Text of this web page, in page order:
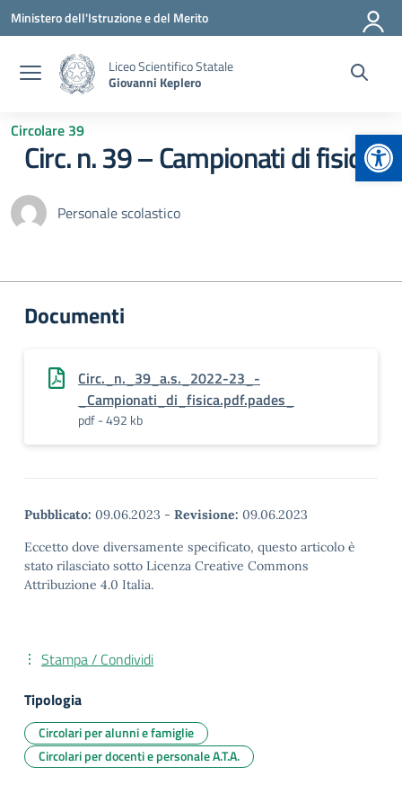
Vai ai contenuti
Vai al menu di navigazione
Vai al footer
Ministero dell'Istruzione e del Merito
Liceo Scientifico Statale
Giovanni Keplero
Circolare 39
Circ. n. 39 – Campionati di fisica
Personale scolastico
Documenti
Circ._n._39_a.s._2022-23_-
_Campionati_di_fisica.pdf.pades_
pdf - 492 kb
Pubblicato: 09.06.2023 - Revisione: 09.06.2023
Eccetto dove diversamente specificato, questo articolo è
stato rilasciato sotto Licenza Creative Commons
Attribuzione 4.0 Italia.
Stampa / Condividi
Tipologia
Circolari per alunni e famiglie
Circolari per docenti e personale A.T.A.